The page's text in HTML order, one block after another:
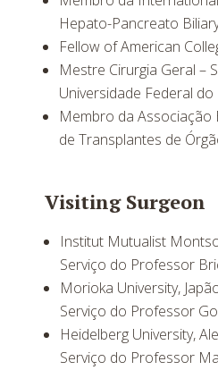
Hepato-Pancreato
Fellow of American
Mestre Cirurgia Geral –
Universidade Federal do
Membro da Associação
de Transplantes de
Visiting Surgeon
Institut Mutualist
Serviço do Professor
Morioka University,
Serviço do Professor
Heidelberg University,
Serviço do Professor